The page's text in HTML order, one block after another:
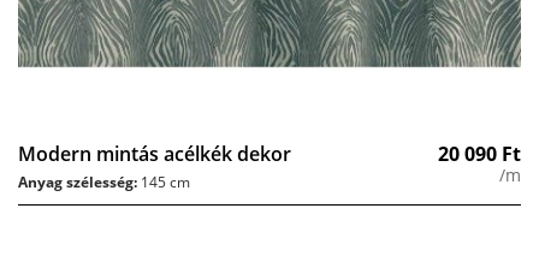
Modern mintás acélkék dekor 20 090 Ft
/m
Anyag szélesség: 145 cm